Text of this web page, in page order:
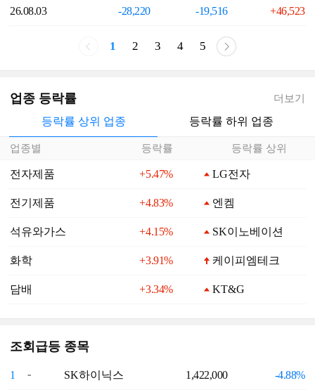
26.08.03 -28,220 -19,516 +46,523
1 2 3 4 5
업종 등락률 더보기
등락률 상위 업종 등락률 하위 업종
업종별 등락률 등락률 상위
전자제품 +5.47% LG전자
전기제품 +4.83% 엔켐
석유와가스 +4.15% SK이노베이션
화학 +3.91% 케이피엠테크
담배 +3.34% KT&G
조회급등 종목
1 SK하이닉스 1,422,000 -4.88%